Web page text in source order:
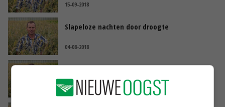
15-09-2018
Slapeloze nachten door droogte
04-08-2018
14-06-2018